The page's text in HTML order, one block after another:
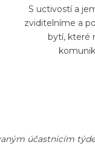
S uctivostí a
zviditelníme a
bytí, které
účastnicím